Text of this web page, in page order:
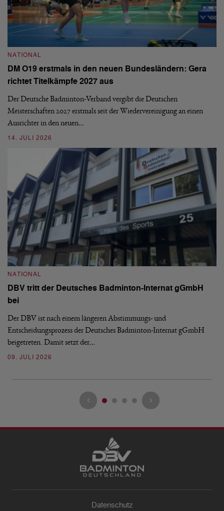
NATIONAL
DM O19 erstmals in den neuen Bundesländern: Gera
richtet Titelkämpfe 2027 aus
Der Deutsche Badminton-Verband vergibt die Deutschen
Meisterschaften 2027 erstmals seit der Wiedervereinigung an einen
Ausrichter in den neuen…
14. JULI 2026
NATIONAL
DBV tritt der Deutsches Badminton-Internat gGmbH
bei
Der DBV ist nach einem längeren Abstimmungs- und
Entscheidungsprozess der Deutsches Badminton-Internat gGmbH
beigetreten. Damit setzt der…
09. JULI 2026
Datenschutz